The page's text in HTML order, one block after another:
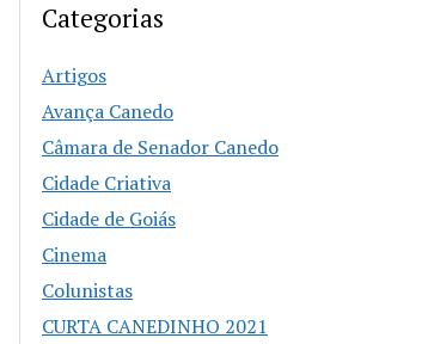
Categorias
Artigos
Avança Canedo
Câmara de Senador Canedo
Cidade Criativa
Cidade de Goiás
Cinema
Colunistas
CURTA CANEDINHO 2021